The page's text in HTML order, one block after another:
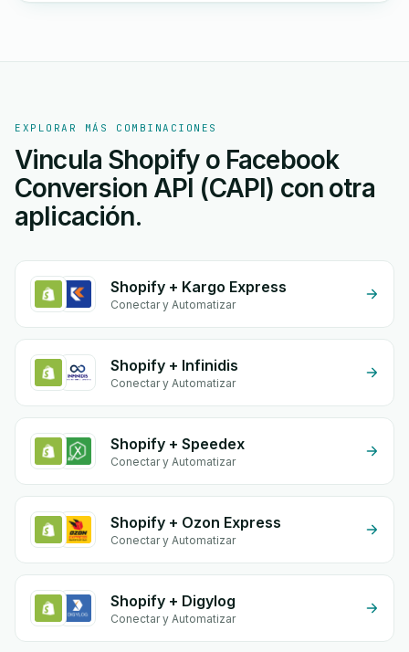
EXPLORAR MÁS COMBINACIONES
Vincula Shopify o Facebook
Conversion API (CAPI) con otra
aplicación.
Shopify + Kargo Express
Conectar y Automatizar
Shopify + Infinidis
Conectar y Automatizar
Shopify + Speedex
Conectar y Automatizar
Shopify + Ozon Express
Conectar y Automatizar
Shopify + Digylog
Conectar y Automatizar